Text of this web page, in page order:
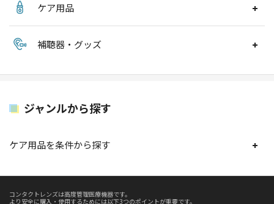
ケア用品
補聴器・グッズ
ジャンルから探す
ケア用品を条件から探す
コンタクトレンズは高度管理医療機器です。
より安全に購入・使用するためには以下3つのポイントが重要です。